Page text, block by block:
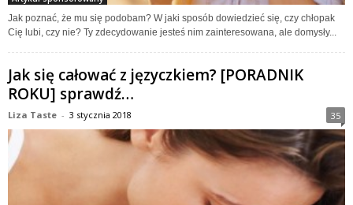
Jak poznać, że mu się podobam? W jaki sposób dowiedzieć się, czy chłopak
Cię lubi, czy nie? Ty zdecydowanie jesteś nim zainteresowana, ale domysły...
Jak się całować z języczkiem? [PORADNIK
ROKU] sprawdź…
Liza Taste - 3 stycznia 2018 35